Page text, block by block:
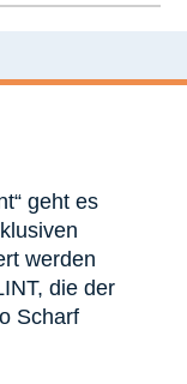
geht es
werden
die der
Scharf